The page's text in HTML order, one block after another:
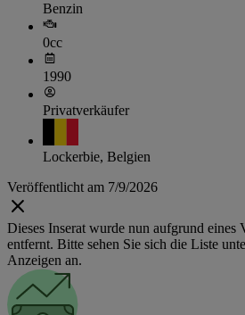
Benzin
0cc
1990
Privatverkäufer
Lockerbie, Belgien
Veröffentlicht am 7/9/2026
Dieses Inserat wurde nun aufgrund eines
entfernt. Bitte sehen Sie sich die Liste
Anzeigen an.